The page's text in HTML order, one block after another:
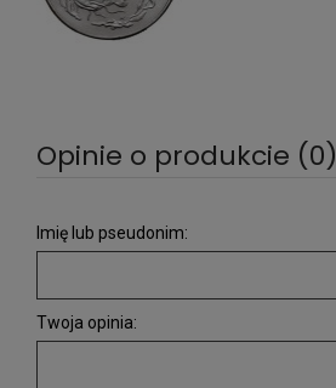
Opinie o produkcie (0)
Imię lub pseudonim:
Twoja opinia: